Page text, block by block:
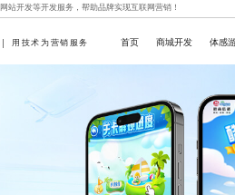
网站开发等开发服务，帮助品牌实现互联网营销！
用技术为营销服务 首页 商城开发 体感